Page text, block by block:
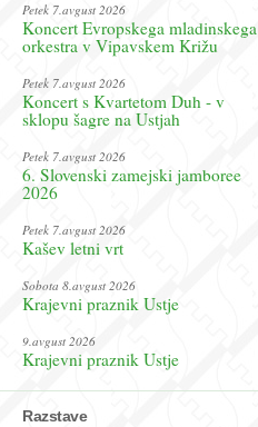
Petek 7.avgust 2026
Koncert Evropskega mladinskega
orkestra v Vipavskem Križu
Petek 7.avgust 2026
Koncert s Kvartetom Duh - v
sklopu šagre na Ustjah
Petek 7.avgust 2026
6. Slovenski zamejski jamboree
2026
Petek 7.avgust 2026
Kašev letni vrt
Sobota 8.avgust 2026
Krajevni praznik Ustje
9.avgust 2026
Krajevni praznik Ustje
Razstave